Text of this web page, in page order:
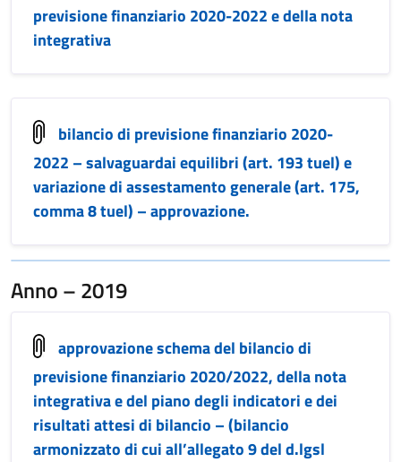
previsione finanziario 2020-2022 e della nota
integrativa
bilancio di previsione finanziario 2020-
2022 – salvaguardai equilibri (art. 193 tuel) e
variazione di assestamento generale (art. 175,
comma 8 tuel) – approvazione.
Anno – 2019
approvazione schema del bilancio di
previsione finanziario 2020/2022, della nota
integrativa e del piano degli indicatori e dei
risultati attesi di bilancio – (bilancio
armonizzato di cui all’allegato 9 del d.lgsl